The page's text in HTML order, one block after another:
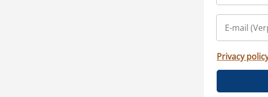
Privacy